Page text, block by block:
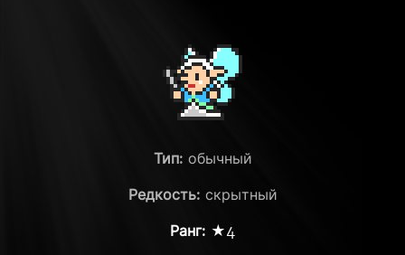
Тип: обычный
Редкость: скрытный
Ранг: ★4